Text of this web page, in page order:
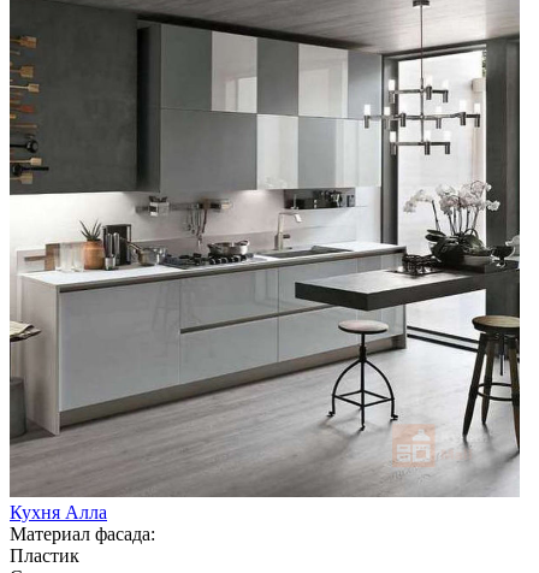
Кухня Алла
Материал фасада:
Пластик